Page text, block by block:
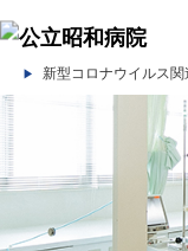
新型コロナウイルス関